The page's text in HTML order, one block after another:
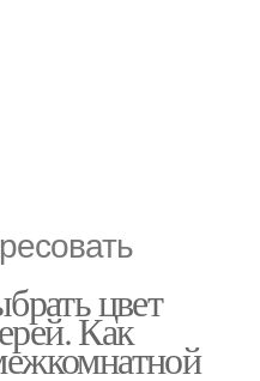
цвет
Как